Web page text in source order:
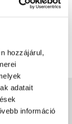
hozzájárul,
adatait
információ